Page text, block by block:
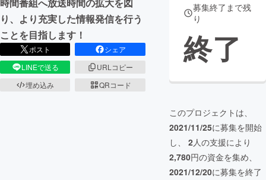
時間番組へ放送時間の拡大を図
り、より充実した情報発信を行う
ことを目指します！
ポスト
シェア
LINEで送る
URLコピー
埋め込み
QRコード
募集終了まで残
り
終了
このプロジェクトは、
2021/11/25に募集を開始
し、 2人の支援により
2,780円の資金を集め、
2021/12/20に募集を終了